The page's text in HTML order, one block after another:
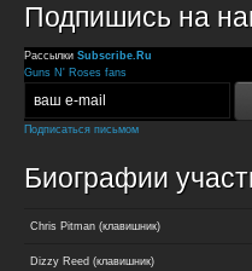
Подпишись на
Рассылки Subscribe.Ru
Guns N' Roses fans
Подписаться письмом
Биографии
Chris Pitman (клавишник)
Dizzy Reed (клавишник)